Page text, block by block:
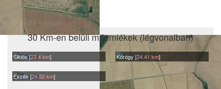
Leaflet © OpenStreetMap
30 Km-en belüli műemlékek (légvonalban)
Siklós [23.4 km] Kórógy [24.41 km]
Eszék [24.52 km]